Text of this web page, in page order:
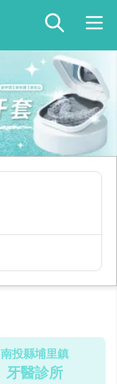
南投縣埔里鎮
牙醫診所